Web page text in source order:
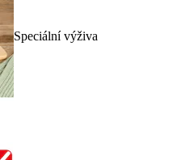
Speciální výživa